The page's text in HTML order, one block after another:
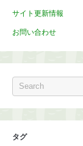
サイト更新情報
お問い合わせ
タグ